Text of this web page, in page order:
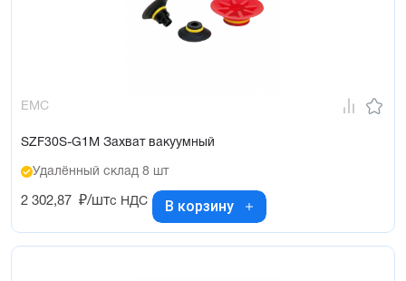
EMC
SZF30S-G1M Захват вакуумный
Удалённый склад 8 шт
2 302,87 ₽/штс НДС В корзину